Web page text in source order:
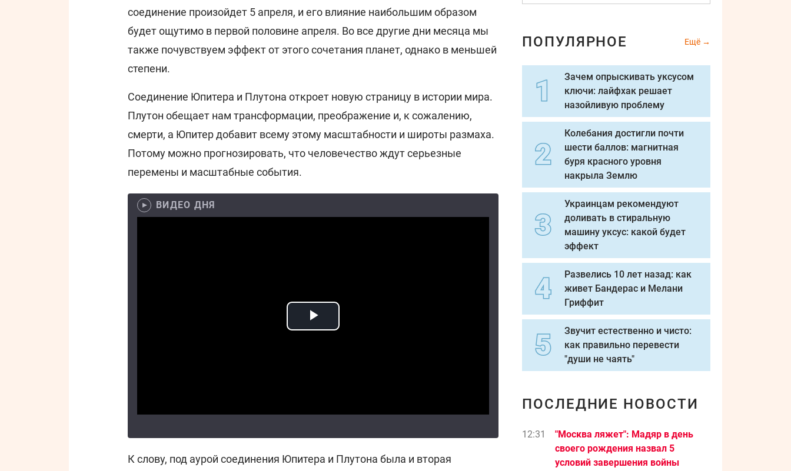
соединение произойдет 5 апреля, и его влияние наибольшим образом
будет ощутимо в первой половине апреля. Во все другие дни месяца мы
также почувствуем эффект от этого сочетания планет, однако в меньшей
степени.
Соединение Юпитера и Плутона откроет новую страницу в истории мира.
Плутон обещает нам трансформации, преображение и, к сожалению,
смерти, а Юпитер добавит всему этому масштабности и широты размаха.
Потому можно прогнозировать, что человечество ждут серьезные
перемены и масштабные события.
ВИДЕО ДНЯ
К слову, под аурой соединения Юпитера и Плутона была и вторая
ПОПУЛЯРНОЕ Ещё
Зачем опрыскивать уксусом
ключи: лайфхак решает
назойливую проблему
Колебания достигли почти
шести баллов: магнитная
буря красного уровня
накрыла Землю
Украинцам рекомендуют
доливать в стиральную
машину уксус: какой будет
эффект
Развелись 10 лет назад: как
живет Бандерас и Мелани
Гриффит
Звучит естественно и чисто:
как правильно перевести
"души не чаять"
ПОСЛЕДНИЕ НОВОСТИ
12:31
"Москва ляжет": Мадяр в день
своего рождения назва л 5
условий завершения войны